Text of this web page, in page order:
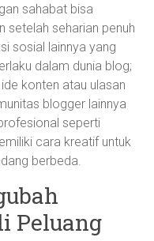
sahabat bisa
setelah seharian penuh
sosial lainnya yang
dalam dunia blog;
konten atau ulasan
blogger lainnya
seperti
cara kreatif untuk
berbeda.
Peluang